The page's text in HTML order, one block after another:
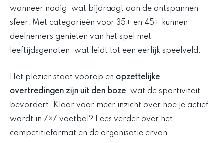
wanneer nodig, wat bijdraagt aan de ontspannen
sfeer. Met categorieën voor 35+ en 45+ kunnen
deelnemers genieten van het spel met
leeftijdsgenoten, wat leidt tot een eerlijk speelveld.
Het plezier staat voorop en opzettelijke
overtredingen zijn uit den boze, wat de sportiviteit
bevordert. Klaar voor meer inzicht over hoe je actief
wordt in 7×7 voetbal? Lees verder over het
competitieformat en de organisatie ervan.